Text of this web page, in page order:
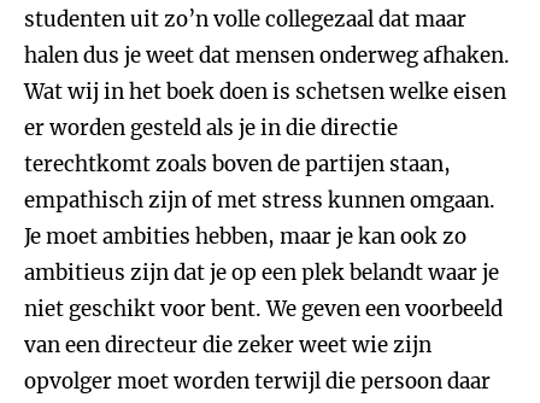
studenten uit zo’n volle collegezaal dat maar
halen dus je weet dat mensen onderweg afhaken.
Wat wij in het boek doen is schetsen welke eisen
er worden gesteld als je in die directie
terechtkomt zoals boven de partijen staan,
empathisch zijn of met stress kunnen omgaan.
Je moet ambities hebben, maar je kan ook zo
ambitieus zijn dat je op een plek belandt waar je
niet geschikt voor bent. We geven een voorbeeld
van een directeur die zeker weet wie zijn
opvolger moet worden terwijl die persoon daar